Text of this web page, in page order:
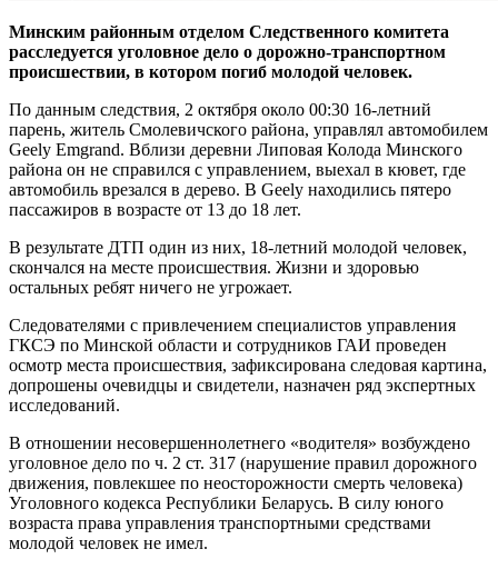
Минским районным отделом Следственного комитета
расследуется уголовное дело о дорожно-транспортном
происшествии, в котором погиб молодой человек.
По данным следствия, 2 октября около 00:30 16-летний
парень, житель Смолевичского района, управлял автомобилем
Geely Emgrand. Вблизи деревни Липовая Колода Минского
района он не справился с управлением, выехал в кювет, где
автомобиль врезался в дерево. В Geely находились пятеро
пассажиров в возрасте от 13 до 18 лет.
В результате ДТП один из них, 18-летний молодой человек,
скончался на месте происшествия. Жизни и здоровью
остальных ребят ничего не угрожает.
Следователями с привлечением специалистов управления
ГКСЭ по Минской области и сотрудников ГАИ проведен
осмотр места происшествия, зафиксирована следовая картина,
допрошены очевидцы и свидетели, назначен ряд экспертных
исследований.
В отношении несовершеннолетнего «водителя» возбуждено
уголовное дело по ч. 2 ст. 317 (нарушение правил дорожного
движения, повлекшее по неосторожности смерть человека)
Уголовного кодекса Республики Беларусь. В силу юного
возраста права управления транспортными средствами
молодой человек не имел.